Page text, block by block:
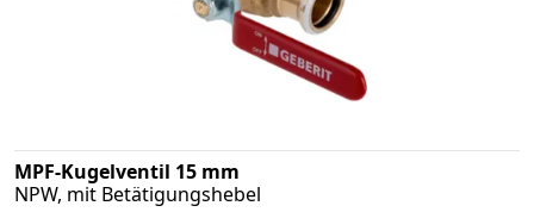
MPF-Kugelventil 15 mm
NPW, mit Betätigungshebel